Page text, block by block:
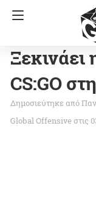
Ξεκινάει
CS:GO
Global Offensiveστις